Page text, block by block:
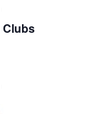
Clubs